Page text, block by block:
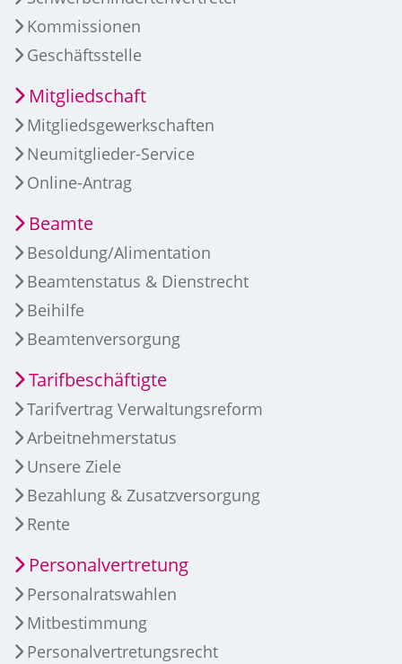
Kommissionen
Geschäftsstelle
Mitgliedschaft
Mitgliedsgewerkschaften
Neumitglieder-Service
Online-Antrag
Beamte
Besoldung/Alimentation
Beamtenstatus & Dienstrecht
Beihilfe
Beamtenversorgung
Tarifbeschäftigte
Tarifvertrag Verwaltungsreform
Arbeitnehmerstatus
Unsere Ziele
Bezahlung & Zusatzversorgung
Rente
Personalvertretung
Personalratswahlen
Mitbestimmung
Personalvertretungsrecht